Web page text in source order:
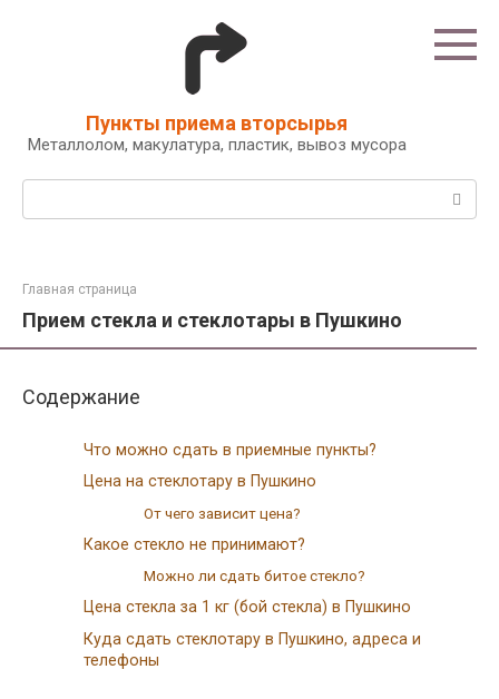
Пункты приема вторсырья
Металлолом, макулатура, пластик, вывоз мусора
Поиск:
Главная страница
Прием стекла и стеклотары в Пушкино
Содержание
Что можно сдать в приемные пункты?
Цена на стеклотару в Пушкино
От чего зависит цена?
Какое стекло не принимают?
Можно ли сдать битое стекло?
Цена стекла за 1 кг (бой стекла) в Пушкино
Куда сдать стеклотару в Пушкино, адреса и
телефоны